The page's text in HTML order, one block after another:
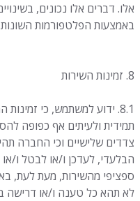
אלו. דברים אלו נכונים,
באמצעות הפלטפורמות
8. זמינות השירות
8.1. ידוע למשתמש, כי
תמידית ולעיתים אף כפופה
צדדים שלישיים וכי החברה
הבלעדי, לעדכן ו/או לבטל ו/או
ספציפי מהשירות, מעת לעת,
לא תהא כל טענה ו/או דרישה